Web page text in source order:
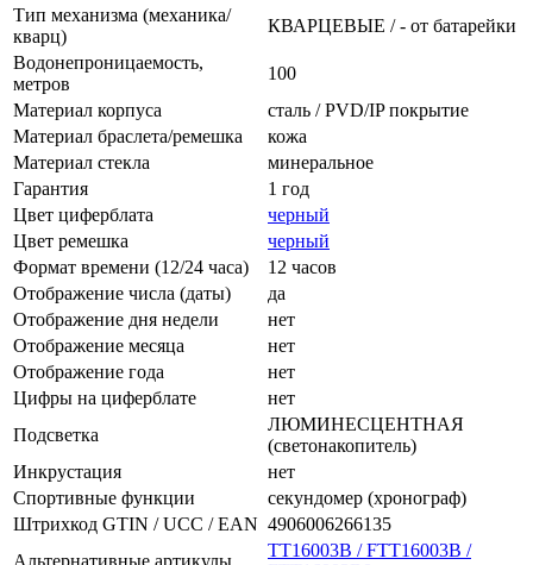
Тип механизма (механика/
кварц)
КВАРЦЕВЫЕ / - от батарейки
Водонепроницаемость,
метров
100
Материал корпуса
сталь / PVD/IP покрытие
Материал браслета/ремешка
кожа
Материал стекла
минеральное
Гарантия
1 год
Цвет циферблата
черный
Цвет ремешка
черный
Формат времени (12/24 часа)
12 часов
Отображение числа (даты)
да
Отображение дня недели
нет
Отображение месяца
нет
Отображение года
нет
Цифры на циферблате
нет
Подсветка
ЛЮМИНЕСЦЕНТНАЯ
(светонакопитель)
Инкрустация
нет
Спортивные функции
секундомер (хронограф)
Штрихкод GTIN / UCC / EAN 4906006266135
Альтернативные артикулы
TT16003B / FTT16003B /